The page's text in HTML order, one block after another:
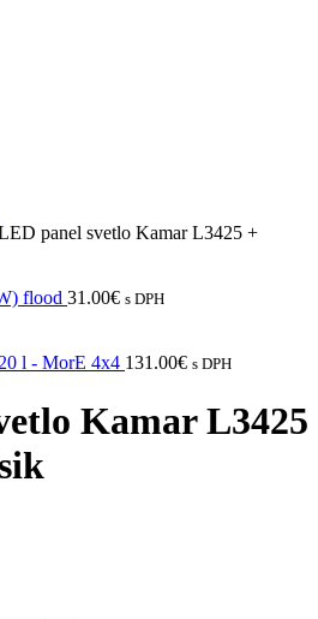
panel svetlo Kamar L3425 +
flood 31.00€ s DPH
l - MorE 4x4 131.00€ s DPH
Kamar L3425